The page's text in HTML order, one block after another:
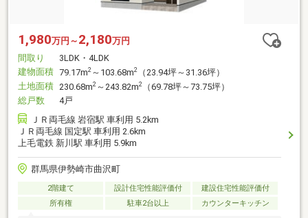
1,980万円～ 2,180万円
間取り
3LDK・4LDK
建物面積 79.17m2 ～103.68m2
（23.94坪～31.36坪）
土地面積 230.68m2 ～243.82m2
（69.78坪～73.75坪）
総戸数
4戸
ＪＲ両毛線 岩宿駅 車利用 5.2km
ＪＲ両毛線 国定駅 車利用 2.6km
上毛電鉄 新川駅 車利用 5.9km
群馬県伊勢崎市曲沢町
2階建て 設計住宅性能評価付
建設住宅性能評価付
所有権
駐車2台以上 カウンターキッチン